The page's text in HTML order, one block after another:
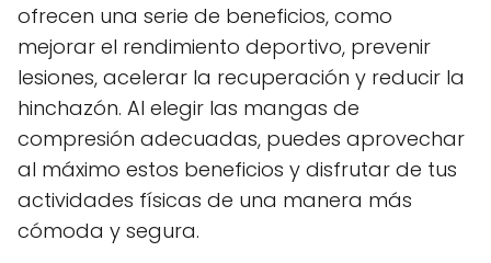
ofrecen una serie de beneficios, como
mejorar el rendimiento deportivo, prevenir
lesiones, acelerar la recuperación y reducir la
hinchazón. Al elegir las mangas de
compresión adecuadas, puedes aprovechar
al máximo estos beneficios y disfrutar de tus
actividades físicas de una manera más
cómoda y segura.